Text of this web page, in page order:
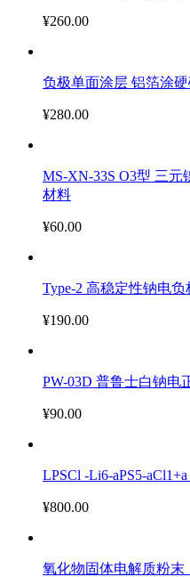
¥260.00
负极单面涂层 铝箔涂
¥280.00
MS-XN-33S O3型 三
材料
¥60.00
Type-2 高稳定性钠电负
¥190.00
PW-03D 普鲁士白钠电
¥90.00
LPSCl -Li6-aPS5-
¥800.00
氧化物固体电解质粉末